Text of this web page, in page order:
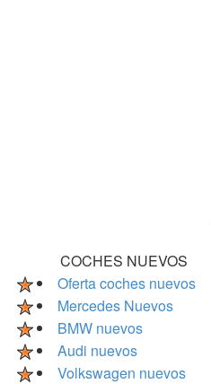
COCHES NUEVOS
Oferta coches nuevos
Mercedes Nuevos
BMW nuevos
Audi nuevos
Volkswagen nuevos